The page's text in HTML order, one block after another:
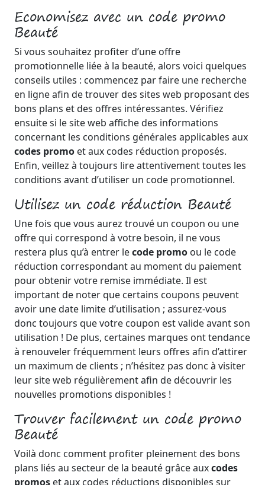
Economisez avec un code promo
Beauté
Si vous souhaitez profiter d’une offre
promotionnelle liée à la beauté, alors voici quelques
conseils utiles : commencez par faire une recherche
en ligne afin de trouver des sites web proposant des
bons plans et des offres intéressantes. Vérifiez
ensuite si le site web affiche des informations
concernant les conditions générales applicables aux
codes promo et aux codes réduction proposés.
Enfin, veillez à toujours lire attentivement toutes les
conditions avant d’utiliser un code promotionnel.
Utilisez un code réduction Beauté
Une fois que vous aurez trouvé un coupon ou une
offre qui correspond à votre besoin, il ne vous
restera plus qu’à entrer lecode promo ou le code
réduction correspondant au moment du paiement
pour obtenir votre remise immédiate. Il est
important de noter que certains coupons peuvent
avoir une date limite d’utilisation ; assurez-vous
donc toujours que votre coupon est valide avant son
utilisation ! De plus, certaines marques ont tendance
à renouveler fréquemment leurs offres afin d’attirer
un maximum de clients ; n’hésitez pas donc à visiter
leur site web régulièrement afin de découvrir les
nouvelles promotions disponibles !
Trouver facilement un code promo
Beauté
Voilà donc comment profiter pleinement des bons
plans liés au secteur de la beauté grâce auxcodes
promos et aux codes réductions disponibles sur